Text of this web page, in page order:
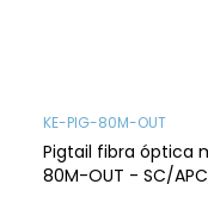
KE-PIG-80M-OUT
Pigtail fibra óptica
80M-OUT - SC/